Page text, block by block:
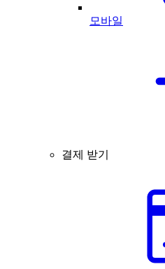
모바일
결제 받기